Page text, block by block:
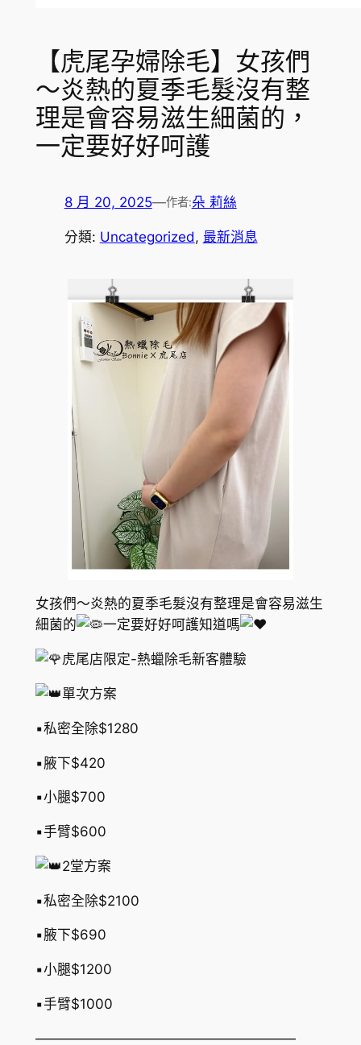
【虎尾孕婦除毛】女孩們
～炎熱的夏季毛髮沒有整
理是會容易滋生細菌的，
一定要好好呵護
8 月 20, 2025—作者:朵 莉絲
分類: Uncategorized, 最新消息
女孩們～炎熱的夏季毛髮沒有整理是會容易滋生
細菌的
一定要好好呵護知道嗎
虎尾店限定-熱蠟除毛新客體驗
單次方案
▪︎私密全除$1280
▪︎腋下$420
▪︎小腿$700
▪︎手臂$600
2堂方案
▪︎私密全除$2100
▪︎腋下$690
▪︎小腿$1200
▪︎手臂$1000
———————————————————